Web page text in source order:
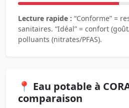
Lecture rapide : “Conforme” =
sanitaires. “Idéal” = confort
polluants (nitrates/PFAS).
📍 Eau potable à
comparaison